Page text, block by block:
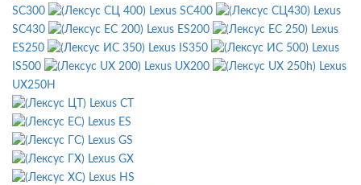
SC300
Lexus SC400
Lexus
SC430
Lexus ES200
Lexus
ES250
Lexus IS350
Lexus
IS500
Lexus UX200
Lexus
UX250H
Lexus CT
Lexus ES
Lexus GS
Lexus GX
Lexus HS